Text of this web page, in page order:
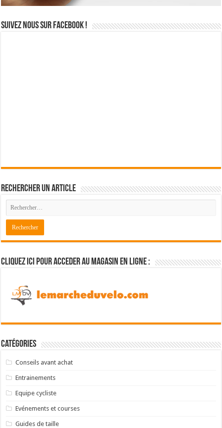
Suivez nous sur Facebook !
Rechercher un article
Cliquez ici pour acceder au magasin en ligne :
Catégories
Conseils avant achat
Entrainements
Equipe cycliste
Evénements et courses
Guides de taille